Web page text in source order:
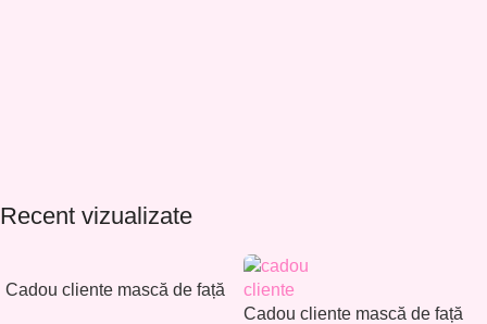
Recent vizualizate
Cadou cliente mască de față
Cadou cliente mască de față